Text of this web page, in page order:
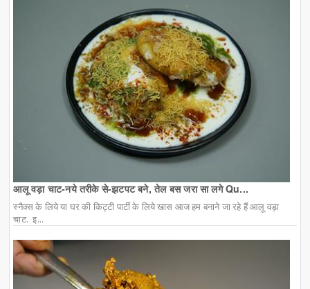
आलू वड़ा चाट-नये तरीके से-झटपट बने, तेल बस जरा सा लगे Qu...
स्नैक्स के लिये या घर की किट्टी पार्टी के लिये खास आज हम बनाने जा रहे हैं आलू वड़ा
चाट. इ...